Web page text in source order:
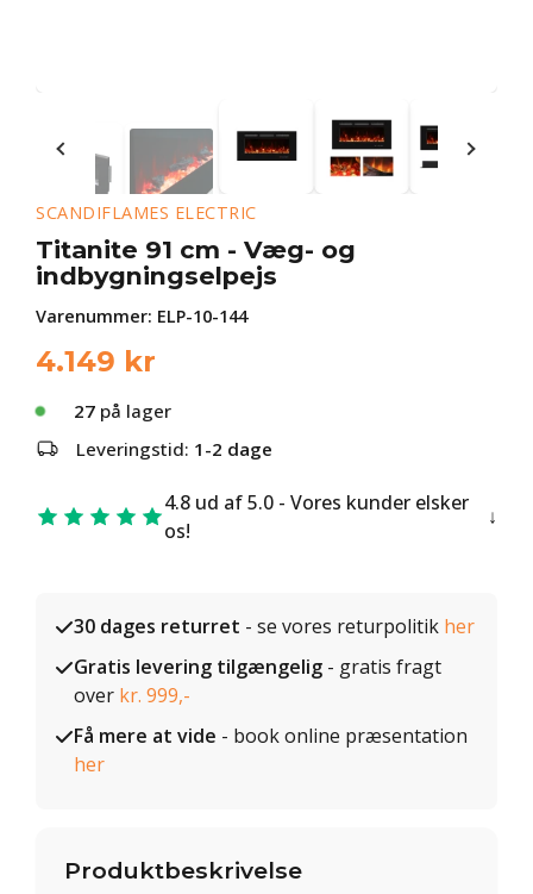
SCANDIFLAMES ELECTRIC
Titanite 91 cm - Væg- og
indbygningselpejs
Varenummer: ELP-10-144
4.149 kr
27 på lager
Leveringstid: 1-2 dage
4.8 ud af 5.0 - Vores kunder elsker
os!
30 dages returret - se vores returpolitik her
Gratis levering tilgængelig - gratis fragt
over kr. 999,-
Få mere at vide - book online præsentation
her
Produktbeskrivelse